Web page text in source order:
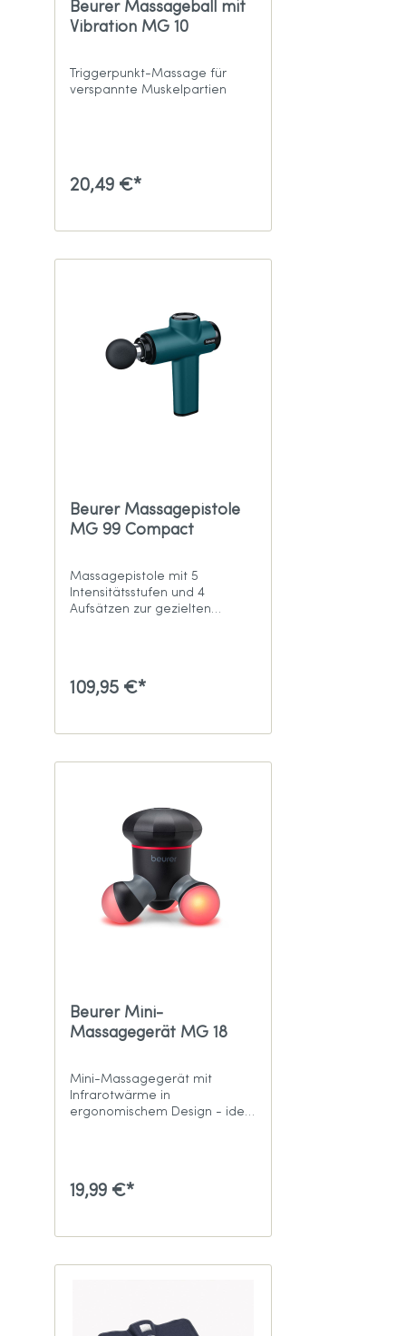
Beurer Massageball mit
Vibration MG 10
Triggerpunkt-Massage für
verspannte Muskelpartien
20,49 €*
Beurer Massagepistole
MG 99 Compact
Massagepistole mit 5
Intensitätsstufen und 4
Aufsätzen zur gezielten
109,95 €*
Beurer Mini-
Massagegerät MG 18
Mini-Massagegerät mit
Infrarotwärme in
ergonomischem Design - ideal
19,99 €*